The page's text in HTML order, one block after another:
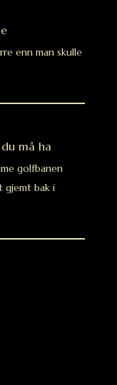
enn man skulle
må ha
golfbanen
gjemt bak i